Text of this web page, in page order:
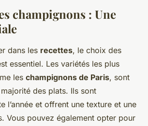
champignons : Une
dans les recettes, le choix des
essentiel. Les variétés les plus
les champignons de Paris, sont
des plats. Ils sont
l’année et offrent une texture et une
Vous pouvez également opter pour